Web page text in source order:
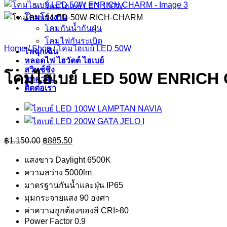
โคมไฮเบย์ LED 100W
โคมโรงงาน
โคมกันน้ำกันฝุ่น
โคมไฟกันระเบิด
ไฟฉุกเฉิน
หลอดไฟ ไฮวัตต์ ไฮเบย์
สวิทช์ชิ่ง
บทความ
ติดต่อเรา
Home / Shop / โคมไฮเบย์ LED 50W
โคมไฮเบย์ LED 50W ENRICH
฿1,150.00 Original
was:
฿1,150.00.
฿885.50Current
is:
฿885.50.
แสงขาว Daylight 6500K
ความสว่าง 5000lm
มาตรฐานกันน้ำและฝุ่น IP65
มุมกระจายแสง 90 องศา
ค่าความถูกต้องของสี CRI>80
Power Factor 0.9